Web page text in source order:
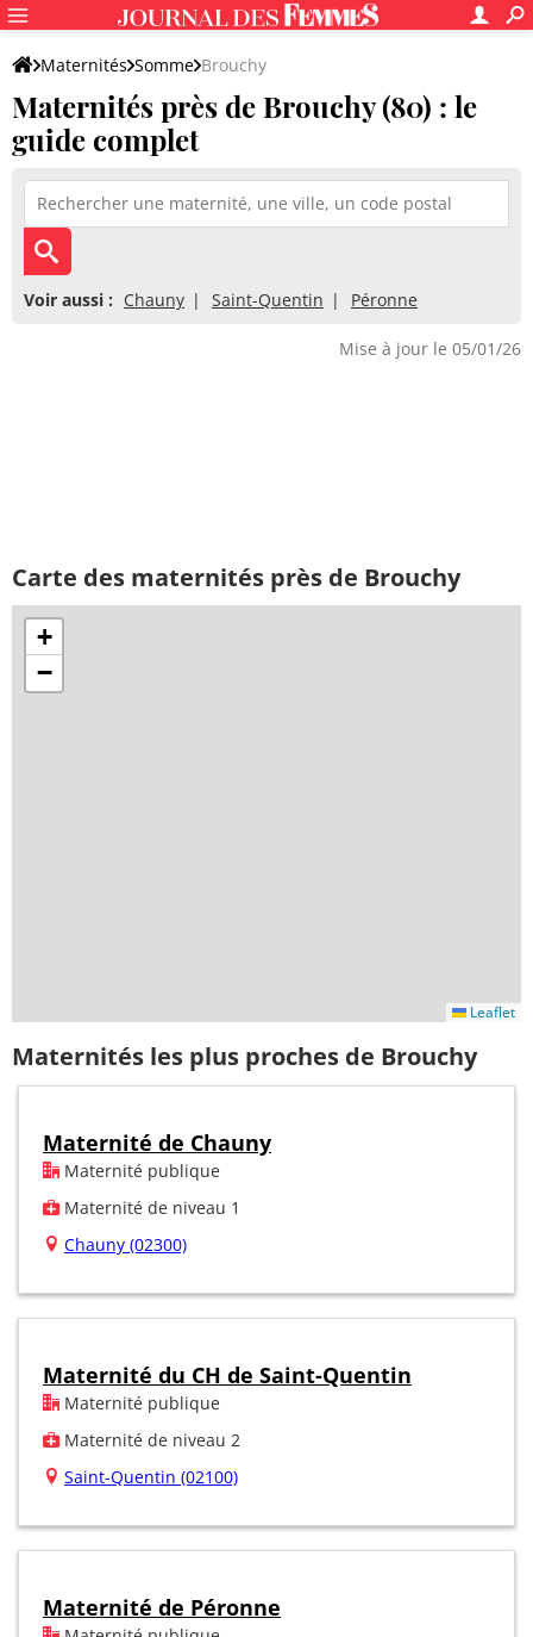
Maternités Somme Brouchy
Maternités près de Brouchy (80) : le
guide complet
Voir aussi : Chauny Saint-Quentin Péronne
Mise à jour le 05/01/26
Carte des maternités près de Brouchy
+
−
Leaflet
Maternités les plus proches de Brouchy
Maternité de Chauny
Maternité publique
Maternité de niveau 1
Chauny (02300)
Maternité du CH de Saint-Quentin
Maternité publique
Maternité de niveau 2
Saint-Quentin (02100)
Maternité de Péronne